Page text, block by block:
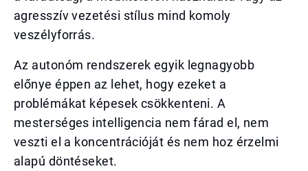
agresszív vezetési stílus mind komoly
veszélyforrás.
Az autonóm rendszerek egyik legnagyobb
előnye éppen az lehet, hogy ezeket a
problémákat képesek csökkenteni. A
mesterséges intelligencia nem fárad el, nem
veszti el a koncentrációját és nem hoz érzelmi
alapú döntéseket.